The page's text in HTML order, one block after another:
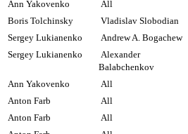
Ann Yakovenko All
Boris Tolchinsky Vladislav Slobodian
Sergey Lukianenko Andrew A. Bogachew
Sergey Lukianenko
Alexander
Balabchenkov
Ann Yakovenko All
Anton Farb All
Anton Farb All